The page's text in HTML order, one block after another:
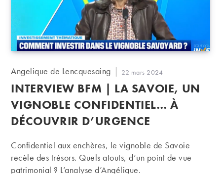
Auteur/autrice
publication :
Angelique de Lencquesaing
Publication
publiée :
22 mars 2024
INTERVIEW BFM | LA SAVOIE, UN
VIGNOBLE CONFIDENTIEL… À
DÉCOUVRIR D’URGENCE
Confidentiel aux enchères, le vignoble de Savoie
recèle des trésors. Quels atouts, d’un point de vue
patrimonial ? L’analyse d’Angélique.